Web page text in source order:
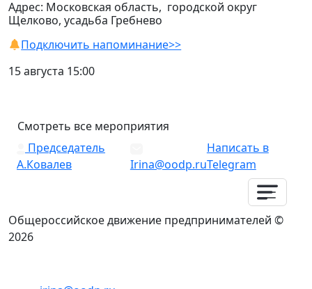
Адрес: Московская область, городской округ
Щелково, усадьба Гребнево
Подключить напоминание>>
15 августа 15:00
Смотреть все мероприятия
Председатель
А.Ковалев
Irina@oodp.ru
Написать в
Telegram
Общероссийское движение предпринимателей ©
2026